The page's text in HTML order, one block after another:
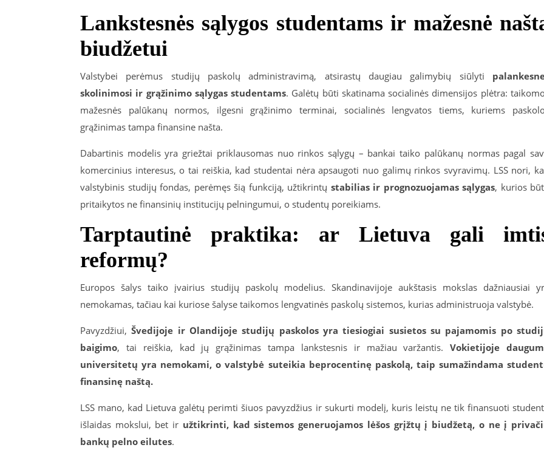
Lankstesnės sąlygos studentams ir mažesnė
biudžetui
Valstybei perėmus studijų paskolų administravimą, atsirastų daugiau galimybių siūlyti
skolinimosi ir grąžinimo sąlygas studentams. Galėtų būti skatinama socialinės dimensijos plėtra:
mažesnės palūkanų normos, ilgesni grąžinimo terminai, socialinės lengvatos tiems, kuriems
grąžinimas tampa finansine našta.
Dabartinis modelis yra griežtai priklausomas nuo rinkos sąlygų – bankai taiko palūkanų normas pagal
komercinius interesus, o tai reiškia, kad studentai nėra apsaugoti nuo galimų rinkos svyravimų. LSS nori,
valstybinis studijų fondas, perėmęs šią funkciją, užtikrintų stabilias ir prognozuojamas sąlygas, kurios
pritaikytos ne finansinių institucijų pelningumui, o studentų poreikiams.
Tarptautinė praktika: ar Lietuva gali
reformų?
Europos šalys taiko įvairius studijų paskolų modelius. Skandinavijoje aukštasis mokslas dažniausiai
nemokamas, tačiau kai kuriose šalyse taikomos lengvatinės paskolų sistemos, kurias administruoja valstybė.
Pavyzdžiui,Švedijoje ir Olandijoje studijų paskolos yra tiesiogiai susietos su pajamomis po
baigimo, tai reiškia, kad jų grąžinimas tampa lankstesnis ir mažiau varžantis.Vokietijoje
universitetų yra nemokami, o valstybė suteikia beprocentinę paskolą, taip sumažindama
finansinę naštą.
LSS mano, kad Lietuva galėtų perimti šiuos pavyzdžius ir sukurti modelį, kuris leistų ne tik finansuoti
išlaidas mokslui, bet ir užtikrinti, kad sistemos generuojamos lėšos grįžtų į biudžetą, o ne į
bankų pelno eilutes.